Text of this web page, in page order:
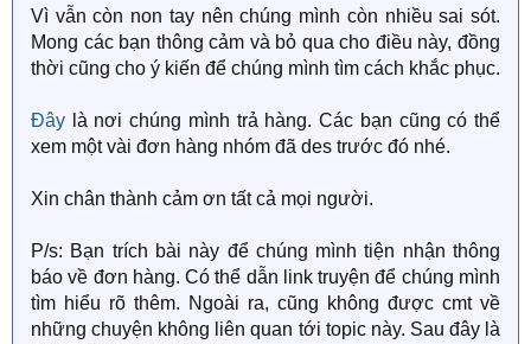
Vì vẫn còn non tay nên chúng mình còn nhiều sai sót.
Mong các bạn thông cảm và bỏ qua cho điều này, đồng
thời cũng cho ý kiến để chúng mình tìm cách khắc phục.
Đây là nơi chúng mình trả hàng. Các bạn cũng có thể
xem một vài đơn hàng nhóm đã des trước đó nhé.
Xin chân thành cảm ơn tất cả mọi người.
P/s: Bạn trích bài này để chúng mình tiện nhận thông
báo về đơn hàng. Có thể dẫn link truyện để chúng mình
tìm hiểu rõ thêm. Ngoài ra, cũng không được cmt về
những chuyện không liên quan tới topic này. Sau đây là